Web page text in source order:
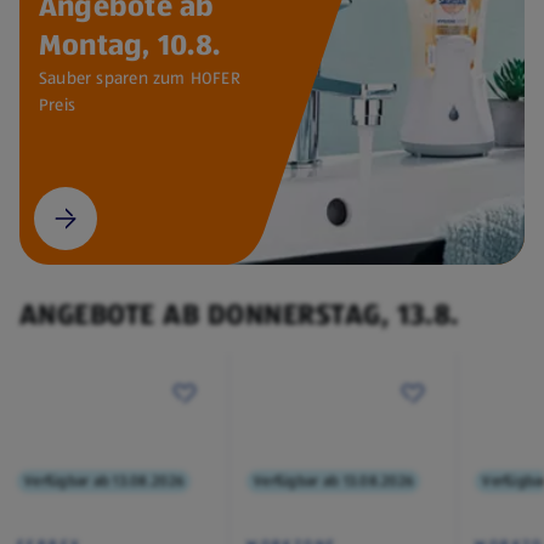
Montag, 10.8.
Sauber sparen zum HOFER
Preis
ANGEBOTE AB DONNERSTAG, 13.8.
Verfügbar ab 13.08.2026 Verfügbar ab 13.08.2026